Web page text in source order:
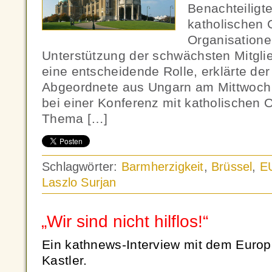
katholischen
Unterstützung der schwächsten
eine entscheidende Rolle, erklärte
Abgeordnete aus Ungarn am
bei einer Konferenz mit katholischen
Thema […]
Schlagwörter: Barmherzigkeit, Brüssel ,
Laszlo Surjan
„Wir sind nicht hilflos!“
Ein kathnews-Interview mit dem
Kastler.